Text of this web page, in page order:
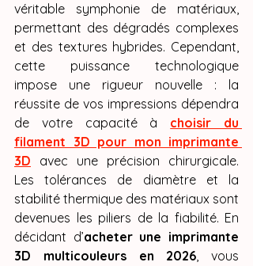
véritable symphonie de matériaux,
permettant des dégradés complexes
et des textures hybrides. Cependant,
cette puissance technologique
impose une rigueur nouvelle : la
réussite de vos impressions dépendra
de votre capacité à choisir du
filament 3D pour mon imprimante
3D avec une précision chirurgicale.
Les tolérances de diamètre et la
stabilité thermique des matériaux sont
devenues les piliers de la fiabilité. En
décidant d’acheter une imprimante
3D multicouleurs en 2026, vous